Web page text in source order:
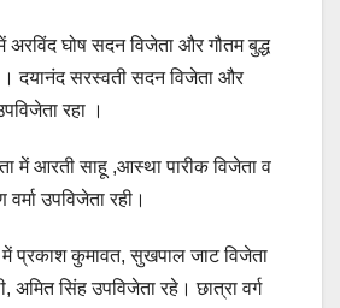
अरविंद घोष सदन विजेता और गौतम बुद्ध
। दयानंद सरस्वती सदन विजेता और
रहा ।
में आरती साहू ,आस्था पारीक विजेता व
उपविजेता रही।
में प्रकाश कुमावत, सुखपाल जाट विजेता
अमित सिंह उपविजेता रहे। छात्रा वर्ग